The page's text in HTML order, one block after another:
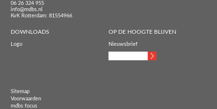
06 26 324 955
info@mdbs.nl
KvK Rotterdam: 81554966
DOWNLOADS
Logo
OP DE HOOGTE BLIJVEN
Nieuwsbrief
Sitemap
Voorwaarden
mdbs focus